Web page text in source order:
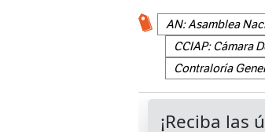
AN: Asamblea
CCIAP: Cámara
Contraloría